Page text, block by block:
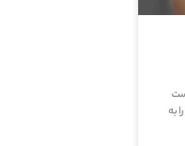
به